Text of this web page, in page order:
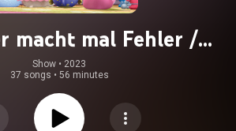
macht mal Fehler /
die Luft aus / Chilly ist
/ Die Vorlese-Eule
zur Disney TV-Serie)
Show • 2023
37 songs • 56 minutes